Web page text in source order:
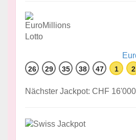
26 29 35 38 47 1 2
Nächster Jackpot: CHF